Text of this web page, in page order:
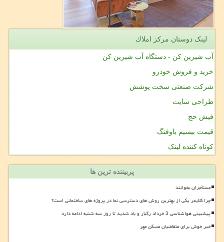
لینک دوستان مركز املاك
آب شیرین کن - دستگاه آب شیرین کن
خرید و فروش خودرو
شرکت صنعتی سخت پوشش
طراحی سایت
فیش حج
قیمت بیسیم باوفنگ
کوتاه کننده لینک
پربیننده ترین ها
مستأجران بخوانند
چرا کلایمر یکی از بهترین روش های دسترسی نما در پروژه های ساختمانی است؟
پیشبینی هواشناسی 3 خرداد رگبار و باد شدید تا روز سه شنبه ادامه دارد
خبر خوش برای متقاضیان مسکن مهر